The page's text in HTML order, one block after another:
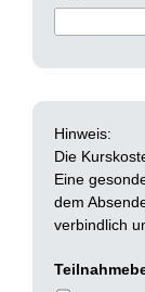
Hinweis:
Die
Eine
dem
verbindlich